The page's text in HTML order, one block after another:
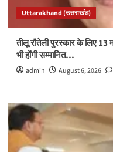
Uttarakhand (उत्तराखंड)
तीलू रौतेली पुरस्कार के लिए 13
भी होंगी सम्मानित…
admin August 6, 2026